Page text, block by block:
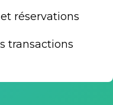
réservations
transactions